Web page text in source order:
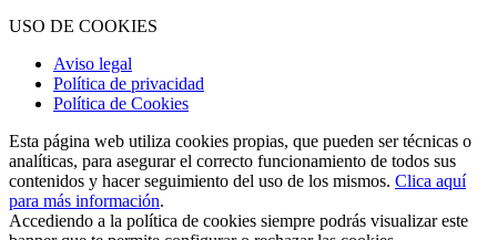
USO DE COOKIES
Aviso legal
Política de privacidad
Política de Cookies
Esta página web utiliza cookies propias, que pueden ser técnicas o
analíticas, para asegurar el correcto funcionamiento de todos sus
contenidos y hacer seguimiento del uso de los mismos. Clica aquí
para más información.
Accediendo a la política de cookies siempre podrás visualizar este